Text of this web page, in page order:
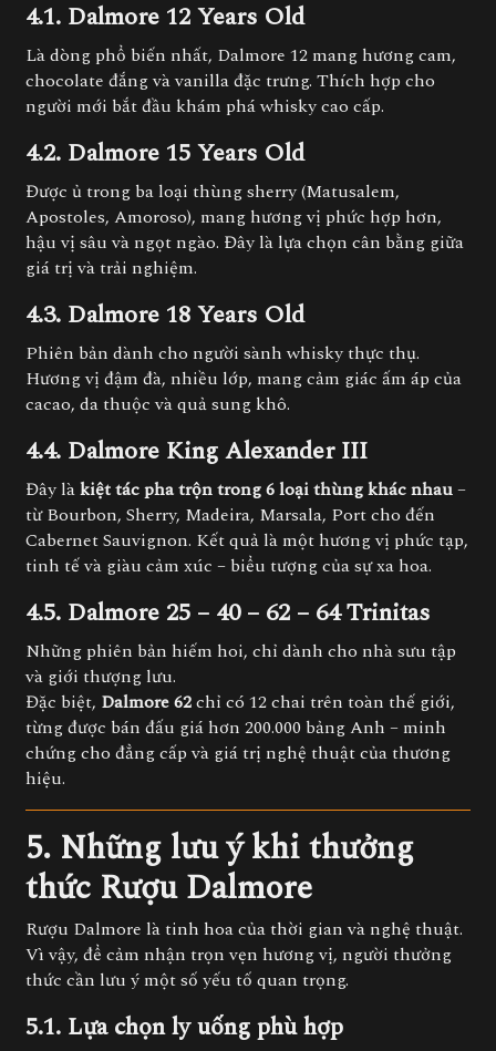
4.1. Dalmore 12 Years Old
Là dòng phổ biến nhất, Dalmore 12 mang hương cam,
chocolate đắng và vanilla đặc trưng. Thích hợp cho
người mới bắt đầu khám phá whisky cao cấp.
4.2. Dalmore 15 Years Old
Được ủ trong ba loại thùng sherry (Matusalem,
Apostoles, Amoroso), mang hương vị phức hợp hơn,
hậu vị sâu và ngọt ngào. Đây là lựa chọn cân bằng giữa
giá trị và trải nghiệm.
4.3. Dalmore 18 Years Old
Phiên bản dành cho người sành whisky thực thụ.
Hương vị đậm đà, nhiều lớp, mang cảm giác ấm áp của
cacao, da thuộc và quả sung khô.
4.4. Dalmore King Alexander III
Đây làkiệt tác pha trộn trong 6 loại thùng khác nhau–
từ Bourbon, Sherry, Madeira, Marsala, Port cho đến
Cabernet Sauvignon. Kết quả là một hương vị phức tạp,
tinh tế và giàu cảm xúc – biểu tượng của sự xa hoa.
4.5. Dalmore 25 – 40 – 62 – 64 Trinitas
Những phiên bản hiếm hoi, chỉ dành cho nhà sưu tập
và giới thượng lưu.
Đặc biệt, Dalmore 62chỉ có 12 chai trên toàn thế giới,
từng được bán đấu giá hơn 200.000 bảng Anh – minh
chứng cho đẳng cấp và giá trị nghệ thuật của thương
hiệu.
5. Những lưu ý khi thưởng
thức Rượu Dalmore
Rượu Dalmore là tinh hoa của thời gian và nghệ thuật.
Vì vậy, để cảm nhận trọn vẹn hương vị, người thưởng
thức cần lưu ý một số yếu tố quan trọng.
5.1. Lựa chọn ly uống phù hợp